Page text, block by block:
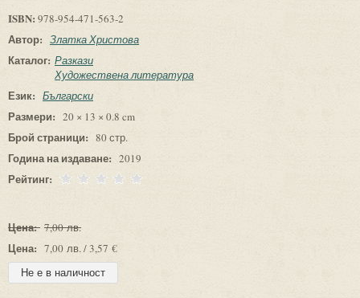
ISBN: 978-954-471-563-2
Автор: Златка Христова
Каталог: Разкази
Художествена литература
Език: Български
Размери: 20 × 13 × 0.8 cm
Брой страници: 80 стр.
Година на издаване: 2019
Рейтинг:
Цена: 7,00 лв.
Цена: 7,00 лв. / 3,57 €